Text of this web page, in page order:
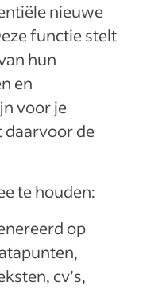
nieuwe
functie stelt
hun
en
voor je
daarvoor de
te houden:
op
cv’s,